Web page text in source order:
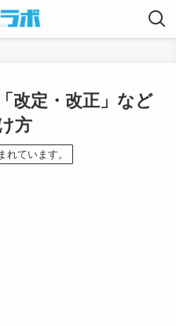
改定・改正」など
方
ています。